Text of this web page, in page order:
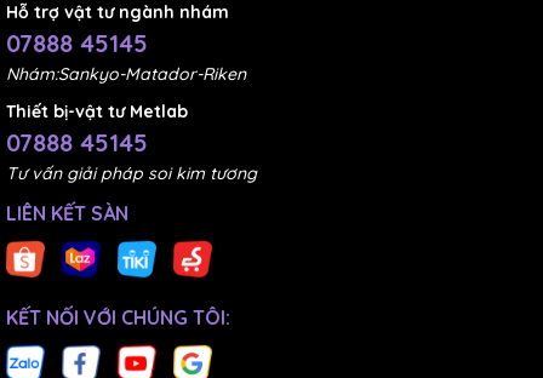
Hỗ trợ vật tư ngành nhám
07888 45145
Nhám:Sankyo-Matador-Riken
Thiết bị-vật tư Metlab
07888 45145
Tư vấn giải pháp soi kim tương
LIÊN KẾT SÀN
KẾT NỐI VỚI CHÚNG TÔI: